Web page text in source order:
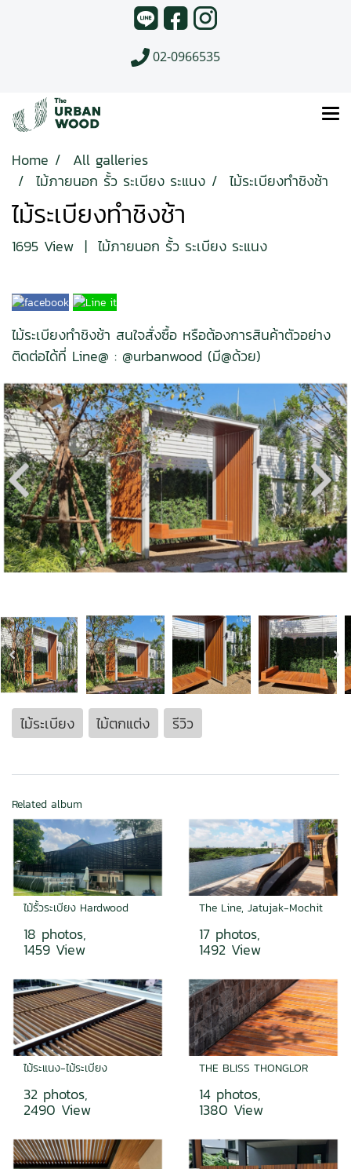
02-0966535
Home
All galleries
ไม้ภายนอก รั้ว ระเบียง ระแนง
ไม้ระเบียงทำชิงช้า
ไม้ระเบียงทำชิงช้า
1695 View | ไม้ภายนอก รั้ว ระเบียง ระแนง
ไม้ระเบียงทำชิงช้า สนใจสั่งซื้อ หรือต้องการสินค้าตัวอย่าง
ติดต่อได้ที่ Line@ : @urbanwood (มี@ด้วย)
ไม้ระเบียง ไม้ตกแต่ง รีวิว
Related album
ไม้รั้วระเบียง Hardwood
18 photos,
1459 View
The Line, Jatujak-Mochit
17 photos,
1492 View
ไม้ระแนง-ไม้ระเบียง
32 photos,
2490 View
THE BLISS THONGLOR
14 photos,
1380 View